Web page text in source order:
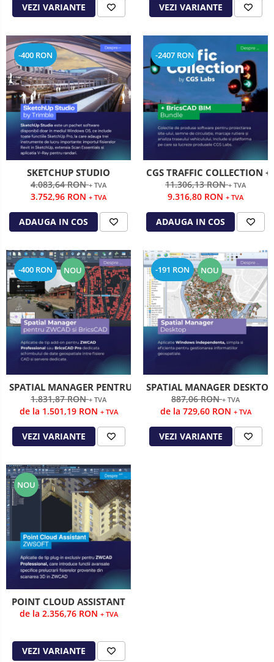
VEZI VARIANTE VEZI VARIANTE
-400 RON
SKETCHUP STUDIO
4.083,64 RON+ TVA
3.752,96 RON + TVA
ADAUGA IN COS
-2407 RON
CGS TRAFFIC COLLECTION
11.306,13 RON+ TVA
9.316,80 RON + TVA
ADAUGA IN COS
-400 RON NOU
SPATIAL MANAGER PENTRU ZWCAD / BRICSCAD /
1.831,87 RON+ TVA
de la 1.501,19 RON + TVA
VEZI VARIANTE
-191 RON NOU
SPATIAL MANAGER DESKTOP
887,06 RON+ TVA
de la 729,60 RON + TVA
VEZI VARIANTE
NOU
POINT CLOUD ASSISTANT
de la 2.356,76 RON + TVA
VEZI VARIANTE